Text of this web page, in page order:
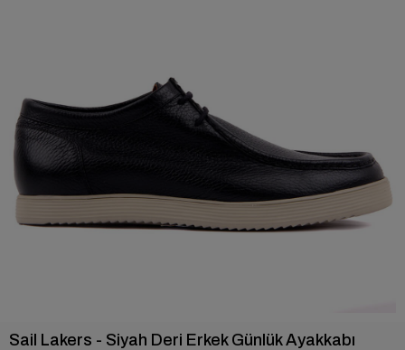
Sail Lakers - Siyah Deri Erkek Günlük Ayakkabı